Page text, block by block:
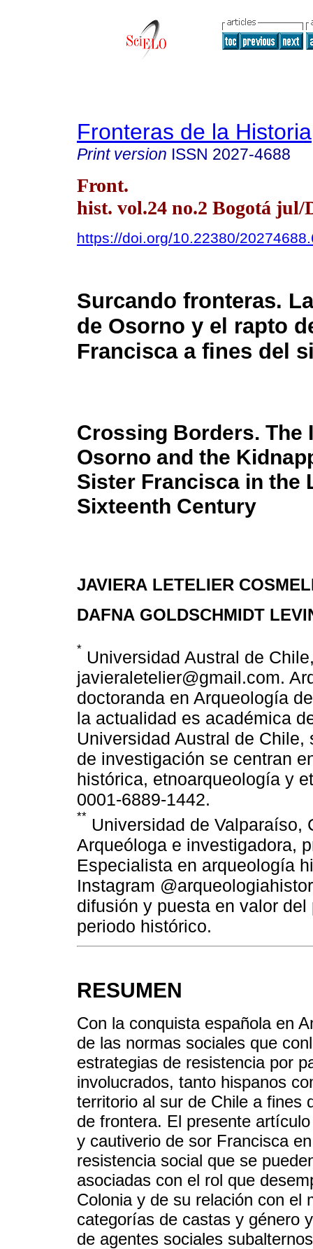
Fronteras de la Historia
Print version ISSN 2027-4688
Front.
hist. vol.24 no.2 Bogotá jul/
https://doi.org/10.22380/
Surcando fronteras.
de Osorno y el rapto
Francisca a fines del
Crossing Borders. The
Osorno and the
Sister Francisca in the
Sixteenth Century
JAVIERA LETELIER
DAFNA GOLDSCHMIDT
* Universidad Austral de
javieraletelier@gmail.com.
doctoranda en Arqueología
la actualidad es académica
Universidad Austral de
de investigación se centran
histórica, etnoarqueología y
0001-6889-1442.
** Universidad de Valparaíso,
Arqueóloga e investigadora,
Especialista en arqueología
Instagram
difusión y puesta en valor
periodo histórico.
RESUMEN
Con la conquista española en
de las normas sociales que
estrategias de resistencia por
involucrados, tanto hispanos
territorio al sur de Chile a fines
de frontera. El presente
y cautiverio de sor Francisca
resistencia social que se
asociadas con el rol que
Colonia y de su relación con el
categorías de castas y género
de agentes sociales